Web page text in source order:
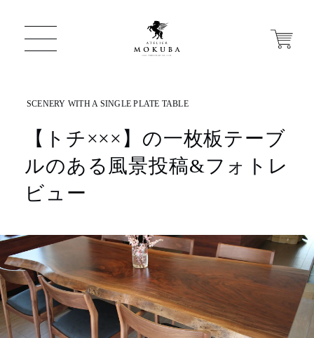
ONLINE STORE
店舗から探す
一枚板 ATELIER MOKUBA HOME
MOKUBA について
商品情報
【トチ×××】の一枚板テーブ
ルのある風景投稿&フォトレ
ビュー